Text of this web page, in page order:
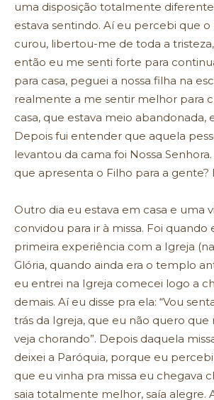
uma disposição totalmente
estava sentindo. Aí eu percebi que
curou, libertou-me de toda a
então eu me senti forte para
para casa, peguei a nossa filha na
realmente a me sentir melhor para
casa, que estava meio abandonada,
Depois fui entender que aquela
levantou da cama foi Nossa
que apresenta o Filho para a gente?
Outro dia eu estava em casa e uma
convidou para ir à missa. Foi quando
primeira experiência com a Igreja
Glória, quando ainda era o templo
eu entrei na Igreja comecei logo a
demais. Aí eu disse pra ela: “Vou
trás da Igreja, que eu não quero
veja chorando”. Depois daquela
deixei a Paróquia, porque eu
que eu vinha pra missa eu chegava
saia totalmente melhor, saía alegre.